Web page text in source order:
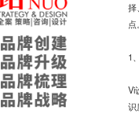
择
1
Vi
识